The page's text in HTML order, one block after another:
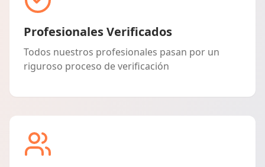
Profesionales Verificados
Todos nuestros profesionales pasan por un
riguroso proceso de verificación